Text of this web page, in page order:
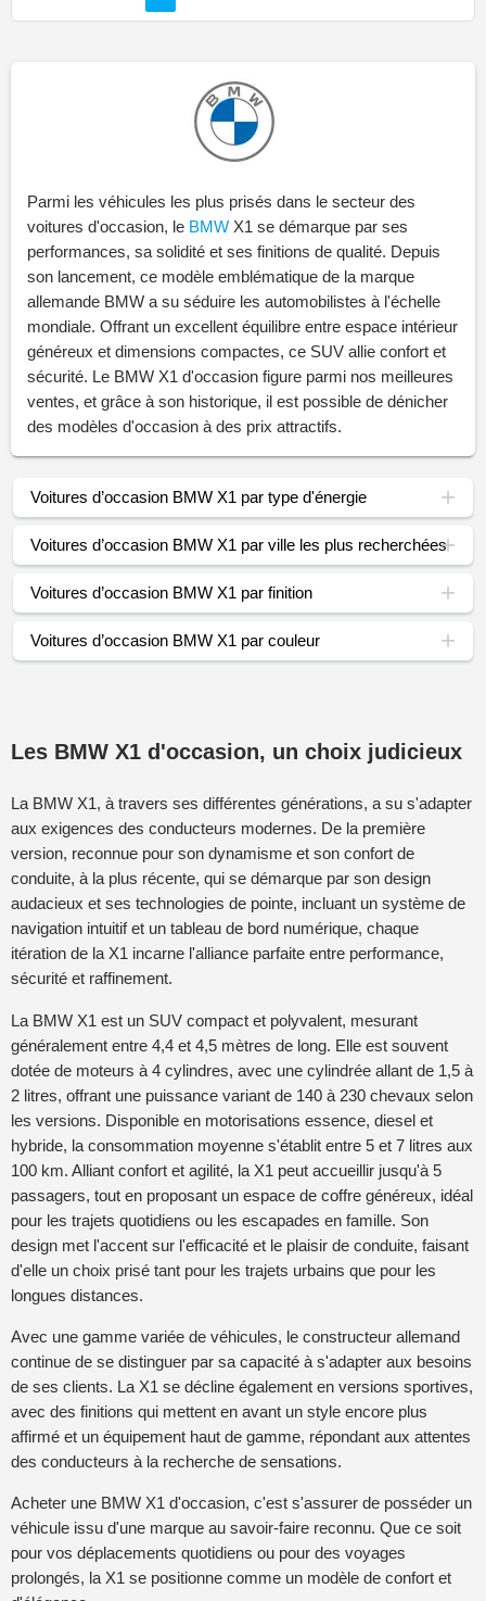
Parmi les véhicules les plus prisés dans le secteur des
voitures d'occasion, le BMW X1 se démarque par ses
performances, sa solidité et ses finitions de qualité. Depuis
son lancement, ce modèle emblématique de la marque
allemande BMW a su séduire les automobilistes à l'échelle
mondiale. Offrant un excellent équilibre entre espace intérieur
généreux et dimensions compactes, ce SUV allie confort et
sécurité. Le BMW X1 d'occasion figure parmi nos meilleures
ventes, et grâce à son historique, il est possible de dénicher
des modèles d'occasion à des prix attractifs.
Voitures d’occasion BMW X1 par type d'énergie
Voitures d’occasion BMW X1 par ville les plus recherchées
Voitures d’occasion BMW X1 par finition
Voitures d’occasion BMW X1 par couleur
Les BMW X1 d'occasion, un choix judicieux
La BMW X1, à travers ses différentes générations, a su s'adapter
aux exigences des conducteurs modernes. De la première
version, reconnue pour son dynamisme et son confort de
conduite, à la plus récente, qui se démarque par son design
audacieux et ses technologies de pointe, incluant un système de
navigation intuitif et un tableau de bord numérique, chaque
itération de la X1 incarne l'alliance parfaite entre performance,
sécurité et raffinement.
La BMW X1 est un SUV compact et polyvalent, mesurant
généralement entre 4,4 et 4,5 mètres de long. Elle est souvent
dotée de moteurs à 4 cylindres, avec une cylindrée allant de 1,5 à
2 litres, offrant une puissance variant de 140 à 230 chevaux selon
les versions. Disponible en motorisations essence, diesel et
hybride, la consommation moyenne s'établit entre 5 et 7 litres aux
100 km. Alliant confort et agilité, la X1 peut accueillir jusqu'à 5
passagers, tout en proposant un espace de coffre généreux, idéal
pour les trajets quotidiens ou les escapades en famille. Son
design met l'accent sur l'efficacité et le plaisir de conduite, faisant
d'elle un choix prisé tant pour les trajets urbains que pour les
longues distances.
Avec une gamme variée de véhicules, le constructeur allemand
continue de se distinguer par sa capacité à s'adapter aux besoins
de ses clients. La X1 se décline également en versions sportives,
avec des finitions qui mettent en avant un style encore plus
affirmé et un équipement haut de gamme, répondant aux attentes
des conducteurs à la recherche de sensations.
Acheter une BMW X1 d'occasion, c'est s'assurer de posséder un
véhicule issu d'une marque au savoir-faire reconnu. Que ce soit
pour vos déplacements quotidiens ou pour des voyages
prolongés, la X1 se positionne comme un modèle de confort et